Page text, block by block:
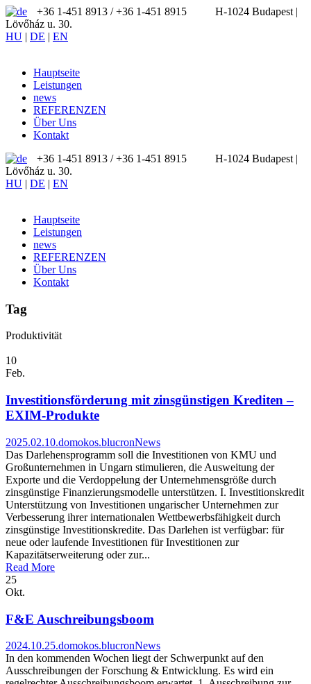
+36 1-451 8913 / ‪+36 1-451 8915
H-1024 Budapest |
Lövőház u. 30.
HU | DE | EN
Hauptseite
Leistungen
news
REFERENZEN
Über Uns
Kontakt
+36 1-451 8913 / ‪+36 1-451 8915
H-1024 Budapest |
Lövőház u. 30.
HU | DE | EN
Hauptseite
Leistungen
news
REFERENZEN
Über Uns
Kontakt
Tag
Produktivität
10
Feb.
Investitionsförderung mit zinsgünstigen Krediten –
EXIM-Produkte
2025.02.10.domokos.blucronNews
Das Darlehensprogramm soll die Investitionen von KMU und
Großunternehmen in Ungarn stimulieren, die Ausweitung der
Exporte und die Verdoppelung der Unternehmensgröße durch
zinsgünstige Finanzierungsmodelle unterstützen. I. Investitionskredit
Unterstützung von Investitionen ungarischer Unternehmen zur
Verbesserung ihrer internationalen Wettbewerbsfähigkeit durch
zinsgünstige Investitionskredite. Das Darlehen ist verfügbar: für
neue oder laufende Investitionen für Investitionen zur
Kapazitätserweiterung oder zur...
Read More
25
Okt.
F&E Auschreibungsboom
2024.10.25.domokos.blucronNews
In den kommenden Wochen liegt der Schwerpunkt auf den
Ausschreibungen der Forschung & Entwicklung. Es wird ein